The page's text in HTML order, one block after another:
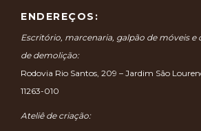
ENDEREÇOS:
Escritório, marcenaria, galpão de móveis e
de demolição:
Rodovia Rio Santos, 209 – Jardim São
11263-010
Ateliê de criação: